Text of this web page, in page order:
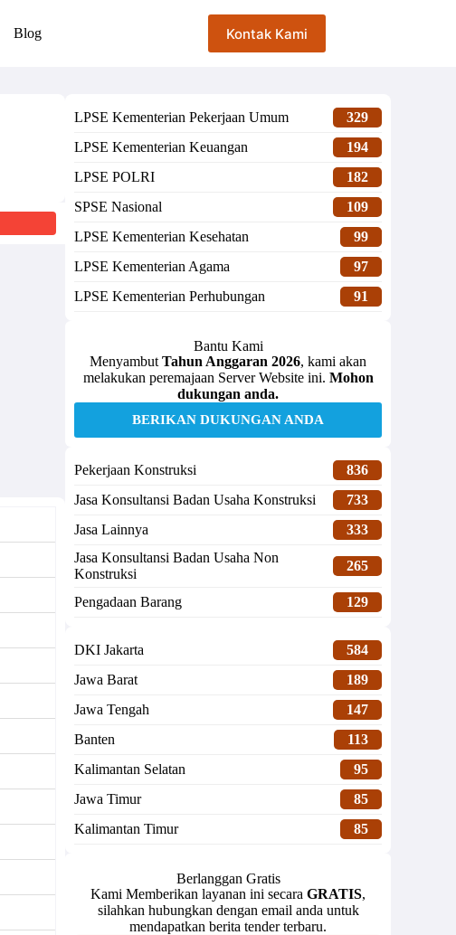
Blog Kontak Kami
LPSE Kementerian Pekerjaan Umum
329
LPSE Kementerian Keuangan
194
LPSE POLRI
182
SPSE Nasional
109
LPSE Kementerian Kesehatan
99
LPSE Kementerian Agama
97
LPSE Kementerian Perhubungan
91
Bantu Kami
Menyambut Tahun Anggaran 2026, kami akan
melakukan peremajaan Server Website ini. Mohon
dukungan anda.
BERIKAN DUKUNGAN ANDA
Pekerjaan Konstruksi
836
Jasa Konsultansi Badan Usaha Konstruksi
733
Jasa Lainnya
333
Jasa Konsultansi Badan Usaha Non
Konstruksi
265
Pengadaan Barang 129
DKI Jakarta
584
Jawa Barat
189
Jawa Tengah
147
Banten
113
Kalimantan Selatan
95
Jawa Timur
85
Kalimantan Timur
85
Berlanggan Gratis
Kami Memberikan layanan ini secara GRATIS,
silahkan hubungkan dengan email anda untuk
mendapatkan berita tender terbaru.